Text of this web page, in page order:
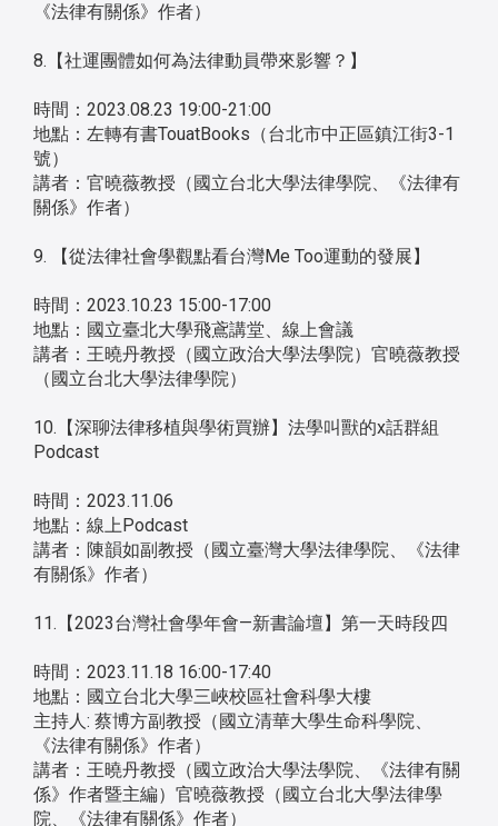
《法律有關係》作者）
8.【社運團體如何為法律動員帶來影響？】
時間：2023.08.23 19:00-21:00
地點：左轉有書TouatBooks（台北市中正區鎮江街3-1
號）
講者：官曉薇教授（國立台北大學法律學院、《法律有
關係》作者）
9. 【從法律社會學觀點看台灣Me Too運動的發展】
時間：2023.10.23 15:00-17:00
地點：國立臺北大學飛鳶講堂、線上會議
講者：王曉丹教授（國立政治大學法學院）官曉薇教授
（國立台北大學法律學院）
10.【深聊法律移植與學術買辦】法學叫獸的x話群組
Podcast
時間：2023.11.06
地點：線上Podcast
講者：陳韻如副教授（國立臺灣大學法律學院、《法律
有關係》作者）
11.【2023台灣社會學年會—新書論壇】第一天時段四
時間：2023.11.18 16:00-17:40
地點：國立台北大學三峽校區社會科學大樓
主持人: 蔡博方副教授（國立清華大學生命科學院、
《法律有關係》作者）
講者：王曉丹教授（國立政治大學法學院、《法律有關
係》作者暨主編）官曉薇教授（國立台北大學法律學
院、《法律有關係》作者）